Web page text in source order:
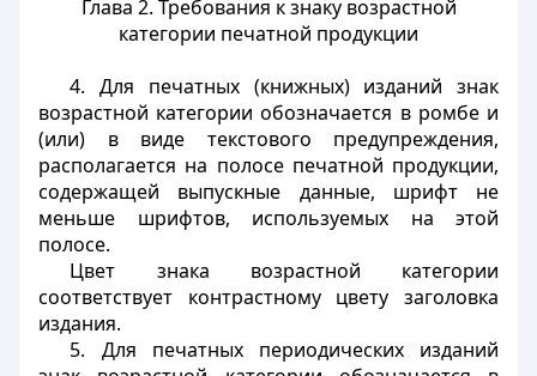
Глава 2. Требования к знаку возрастной
категории печатной продукции
4. Для печатных (книжных) изданий знак
возрастной категории обозначается в ромбе и
(или) в виде текстового предупреждения,
располагается на полосе печатной продукции,
содержащей выпускные данные, шрифт не
меньше шрифтов, используемых на этой
полосе.
Цвет знака возрастной категории
соответствует контрастному цвету заголовка
издания.
5. Для печатных периодических изданий